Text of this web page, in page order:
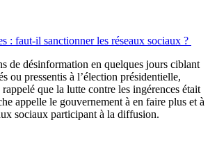
: faut-il sanctionner les réseaux sociaux ?
de désinformation en quelques jours ciblant
ou pressentis à l’élection présidentielle,
que la lutte contre les ingérences était
appelle le gouvernement à en faire plus et à
sociaux participant à la diffusion.